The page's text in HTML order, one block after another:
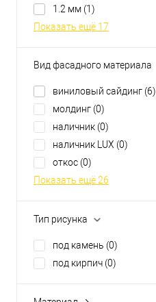
1.2 мм (1)
Показать ещё 17
Вид фасадного материала
виниловый сайдинг (6)
молдинг (0)
наличник (0)
наличник LUX (0)
откос (0)
Показать ещё 26
Тип рисунка
под камень (0)
под кирпич (0)